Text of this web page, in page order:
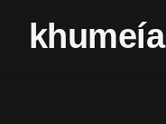
khumeía